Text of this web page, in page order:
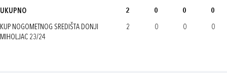
UKUPNO 2 0 0 0
KUP NOGOMETNOG SREDIŠTA DONJI
MIHOLJAC 23/24
2 0 0 0